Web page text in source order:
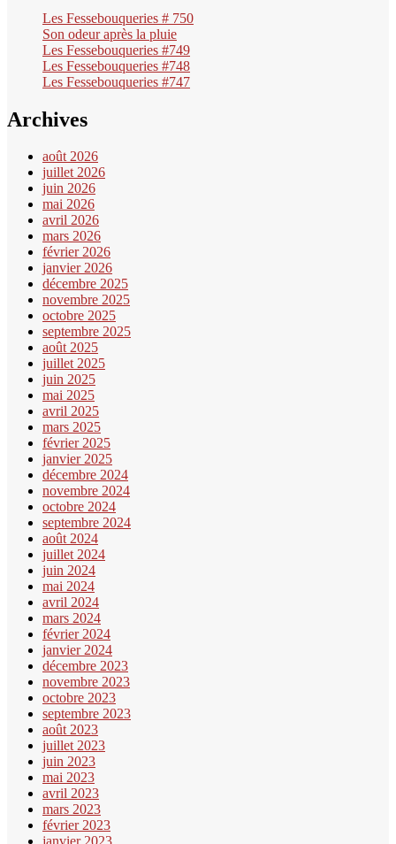
Les Fessebouqueries # 750
Son odeur après la pluie
Les Fessebouqueries #749
Les Fessebouqueries #748
Les Fessebouqueries #747
Archives
août 2026
juillet 2026
juin 2026
mai 2026
avril 2026
mars 2026
février 2026
janvier 2026
décembre 2025
novembre 2025
octobre 2025
septembre 2025
août 2025
juillet 2025
juin 2025
mai 2025
avril 2025
mars 2025
février 2025
janvier 2025
décembre 2024
novembre 2024
octobre 2024
septembre 2024
août 2024
juillet 2024
juin 2024
mai 2024
avril 2024
mars 2024
février 2024
janvier 2024
décembre 2023
novembre 2023
octobre 2023
septembre 2023
août 2023
juillet 2023
juin 2023
mai 2023
avril 2023
mars 2023
février 2023